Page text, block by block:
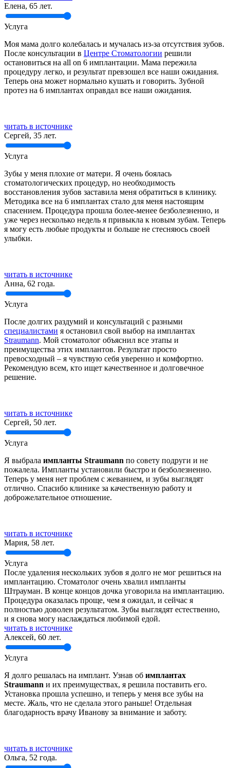
Елена, 65 лет.
Услуга
Моя мама долго колебалась и мучалась из-за отсутствия зубов.
После консультации в Центре Стоматологии решили
остановиться на all on 6 имплантации. Мама пережила
процедуру легко, и результат превзошел все наши ожидания.
Теперь она может нормально кушать и говорить. Зубной
протез на 6 имплантах оправдал все наши ожидания.
читать в источнике
Сергей, 35 лет.
Услуга
Зубы у меня плохие от матери. Я очень боялась
стоматологических процедур, но необходимость
восстановления зубов заставила меня обратиться в клинику.
Методика все на 6 имплантах стало для меня настоящим
спасением. Процедура прошла более-менее безболезненно, и
уже через несколько недель я привыкла к новым зубам. Теперь
я могу есть любые продукты и больше не стесняюсь своей
улыбки.
читать в источнике
Анна, 62 года.
Услуга
После долгих раздумий и консультаций с разными
специалистами я остановил свой выбор на имплантах
Straumann. Мой стоматолог объяснил все этапы и
преимущества этих имплантов. Результат просто
превосходный – я чувствую себя уверенно и комфортно.
Рекомендую всем, кто ищет качественное и долговечное
решение.
читать в источнике
Сергей, 50 лет.
Услуга
Я выбрала импланты Straumann по совету подруги и не
пожалела. Импланты установили быстро и безболезненно.
Теперь у меня нет проблем с жеванием, и зубы выглядят
отлично. Спасибо клинике за качественную работу и
доброжелательное отношение.
читать в источнике
Мария, 58 лет.
Услуга
После удаления нескольких зубов я долго не мог решиться на
имплантацию. Стоматолог очень хвалил импланты
Штрауман. В конце концов дочка уговорила на имплантацию.
Процедура оказалась проще, чем я ожидал, и сейчас я
полностью доволен результатом. Зубы выглядят естественно,
и я снова могу наслаждаться любимой едой.
читать в источнике
Алексей, 60 лет.
Услуга
Я долго решалась на имплант. Узнав об имплантах
Straumann и их преимуществах, я решила поставить его.
Установка прошла успешно, и теперь у меня все зубы на
месте. Жаль, что не сделала этого раньше! Отдельная
благодарность врачу Иванову за внимание и заботу.
читать в источнике
Ольга, 52 года.